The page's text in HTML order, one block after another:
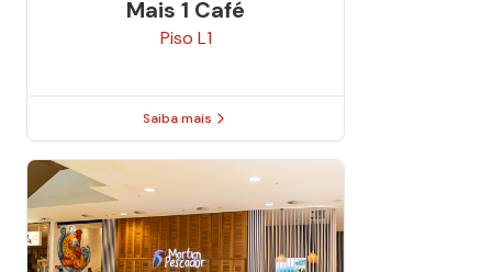
Mais 1 Café
Piso L1
Saiba mais